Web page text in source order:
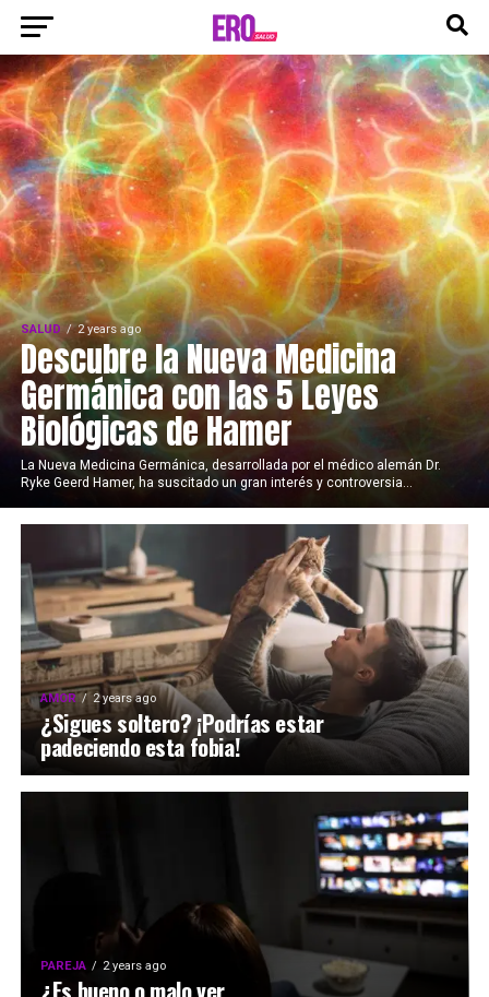
SALUD 2 years ago
Descubre la Nueva Medicina
Germánica con las 5 Leyes
Biológicas de Hamer
La Nueva Medicina Germánica, desarrollada por el médico alemán Dr.
Ryke Geerd Hamer, ha suscitado un gran interés y controversia...
AMOR 2 years ago
¿Sigues soltero? ¡Podrías estar
padeciendo esta fobia!
PAREJA 2 years ago
¿Es bueno o malo ver